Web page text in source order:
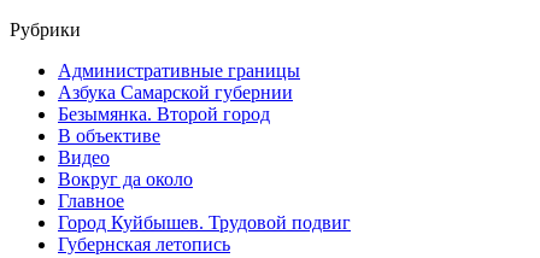
Рубрики
Административные границы
Азбука Самарской губернии
Безымянка. Второй город
В объективе
Видео
Вокруг да около
Главное
Город Куйбышев. Трудовой подвиг
Губернская летопись